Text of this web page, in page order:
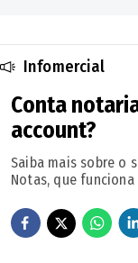
Infomercial
Conta
account?
Saiba mais sobre o
Notas, que